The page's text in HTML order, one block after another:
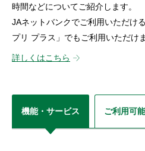
JAネットバンクトップ
メリット
時間などについてご紹介します。
JAネットバンクでご利用いただけ
プリ プラス」でもご利用いただけま
詳しくはこちら
機能・サービス ご利用可